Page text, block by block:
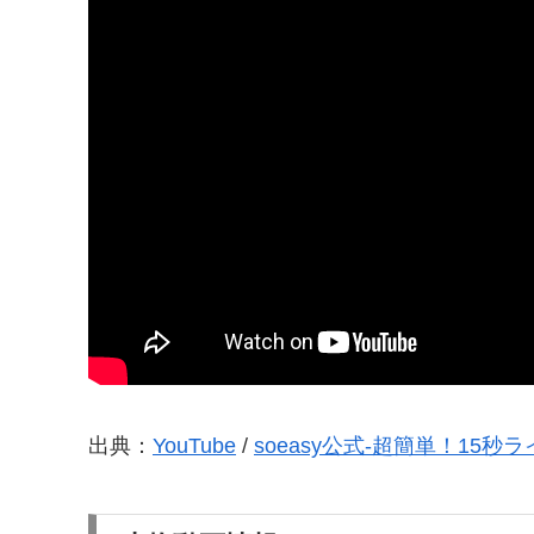
出典： YouTube / soeasy公式-超簡単！15秒ラ